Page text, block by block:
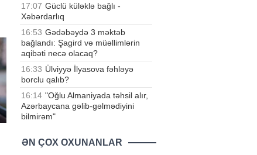
17:07 Güclü küləklə bağlı -
Xəbərdarlıq
16:53 Gədəbəydə 3 məktəb
bağlandı: Şagird və müəllimlərin
aqibəti necə olacaq?
16:33 Ülviyyə İlyasova fəhləyə
borclu qalıb?
16:14 "Oğlu Almaniyada təhsil alır,
Azərbaycana gəlib-gəlmədiyini
bilmirəm"
ƏN ÇOX OXUNANLAR